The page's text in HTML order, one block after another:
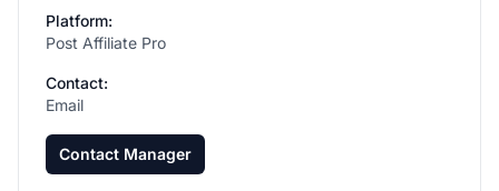
Platform:
Post Affiliate Pro
Contact:
Email
Contact Manager